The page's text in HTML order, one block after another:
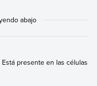
Está presente en las células